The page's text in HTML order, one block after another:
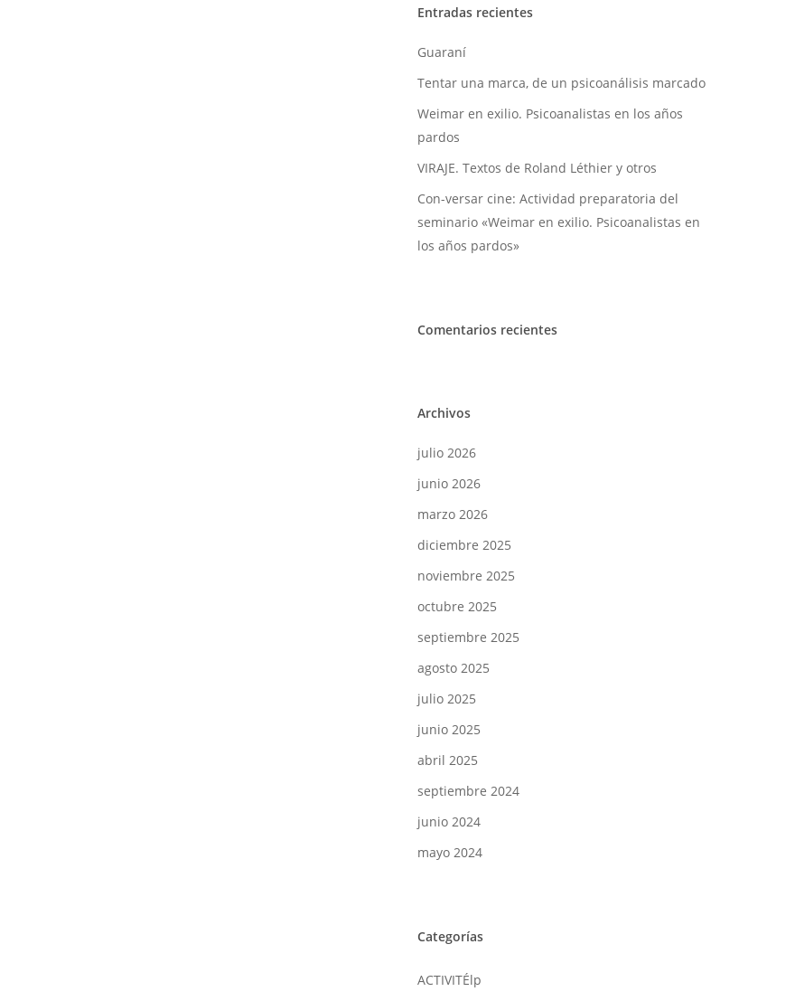
Entradas recientes
Guaraní
Tentar una marca, de un psicoanálisis marcado
Weimar en exilio. Psicoanalistas en los años
pardos
VIRAJE. Textos de Roland Léthier y otros
Con-versar cine: Actividad preparatoria del
seminario «Weimar en exilio. Psicoanalistas en
los años pardos»
Comentarios recientes
Archivos
julio 2026
junio 2026
marzo 2026
diciembre 2025
noviembre 2025
octubre 2025
septiembre 2025
agosto 2025
julio 2025
junio 2025
abril 2025
septiembre 2024
junio 2024
mayo 2024
Categorías
ACTIVITÉlp